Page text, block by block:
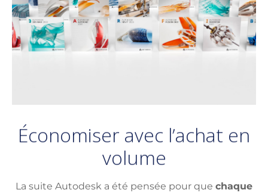
Économiser avec l’achat en
volume
La suite Autodesk a été pensée pour que chaque